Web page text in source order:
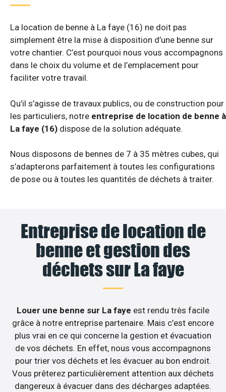
La location de benne à La faye (16) ne doit pas
simplement être la mise à disposition d’une benne sur
votre chantier. C’est pourquoi nous vous accompagnons
dans le choix du volume et de l’emplacement pour
faciliter votre travail.
Qu’il s’agisse de travaux publics, ou de construction pour
les particuliers, notre entreprise de location de benne à
La faye (16) dispose de la solution adéquate.
Nous disposons de bennes de 7 à 35 mètres cubes, qui
s’adapterons parfaitement à toutes les configurations
de pose ou à toutes les quantités de déchets à traiter.
Entreprise de location de
benne et gestion des
déchets sur La faye
Louer une benne sur La faye est rendu très facile
grâce à notre entreprise partenaire. Mais c’est encore
plus vrai en ce qui concerne la gestion et évacuation
de vos déchets. En effet, nous vous accompagnons
pour trier vos déchets et les évacuer au bon endroit.
Vous prêterez particulièrement attention aux déchets
dangereux à évacuer dans des décharges adaptées.